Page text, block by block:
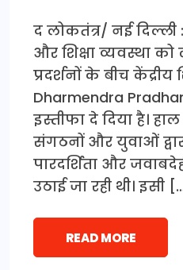
द लोकतंत्र/ नई
और शिक्षा व्यवस्था
प्रदर्शनों के बीच केंद्रीय
Dharmendra
इस्तीफा दे दिया है।
संगठनों और युवाओं
पारदर्शिता और
उठाई जा रही थी। इसी
READ MORE